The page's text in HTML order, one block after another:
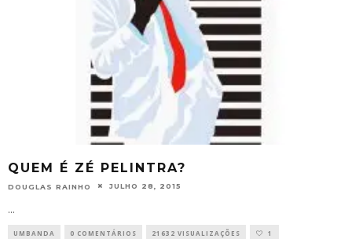
QUEM É ZÉ PELINTRA?
DOUGLAS RAINHO JULHO 28, 2015
...
UMBANDA 0 COMENTÁRIOS 21632 VISUALIZAÇÕES 1